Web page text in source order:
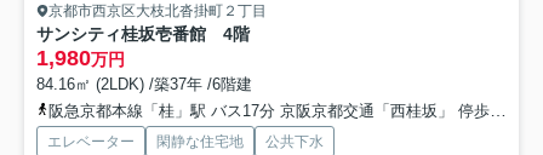
京都市西京区大枝北沓掛町２丁目
サンシティ桂坂壱番館 4階
1,980万円
84.16㎡ (2LDK) /築37年 /6階建
阪急京都本線「桂」駅 バス17分 京阪京都交通「西桂坂」 停歩2分
エレベーター 閑静な住宅地 公共下水